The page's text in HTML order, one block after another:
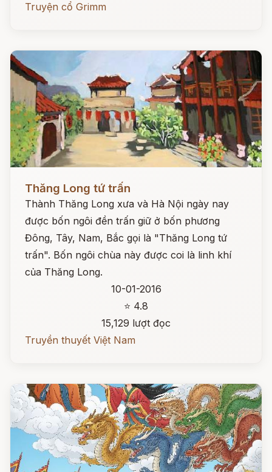
Truyện cổ Grimm
Thăng Long tứ trấn
Thành Thăng Long xưa và Hà Nội ngày nay
được bốn ngôi đền trấn giữ ở bốn phương
Đông, Tây, Nam, Bắc gọi là "Thăng Long tứ
trấn". Bốn ngôi chùa này được coi là linh khí
của Thăng Long.
10-01-2016
⭐ 4.8
15,129 lượt đọc
Truyền thuyết Việt Nam